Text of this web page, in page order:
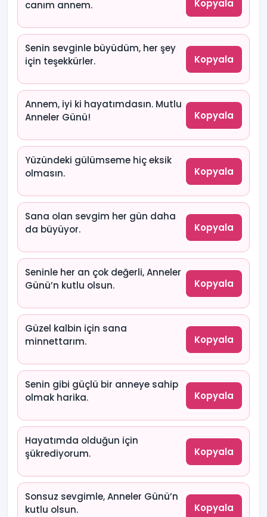
canım annem. Kopyala
Senin sevginle büyüdüm, her şey
için teşekkürler.
Kopyala
Annem, iyi ki hayatımdasın. Mutlu
Anneler Günü!
Kopyala
Yüzündeki gülümseme hiç eksik
olmasın.
Kopyala
Sana olan sevgim her gün daha
da büyüyor.
Kopyala
Seninle her an çok değerli, Anneler
Günü’n kutlu olsun.
Kopyala
Güzel kalbin için sana
minnettarım.
Kopyala
Senin gibi güçlü bir anneye sahip
olmak harika.
Kopyala
Hayatımda olduğun için
şükrediyorum.
Kopyala
Sonsuz sevgimle, Anneler Günü’n
kutlu olsun.
Kopyala